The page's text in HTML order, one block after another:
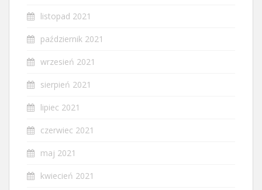
listopad 2021
październik 2021
wrzesień 2021
sierpień 2021
lipiec 2021
czerwiec 2021
maj 2021
kwiecień 2021